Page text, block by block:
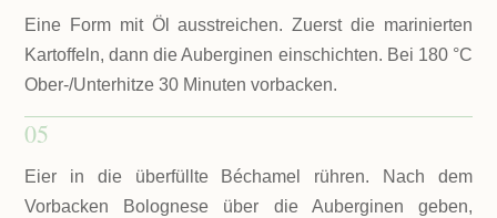
Eine Form mit Öl ausstreichen. Zuerst die marinierten
Kartoffeln, dann die Auberginen einschichten. Bei 180 °C
Ober-/Unterhitze 30 Minuten vorbacken.
05
Eier in die überfüllte Béchamel rühren. Nach dem
Vorbacken Bolognese über die Auberginen geben,